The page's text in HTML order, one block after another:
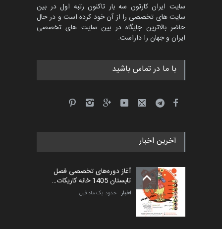
پنجمین مسابقۀ بین‌المللی
کارتون CARTUNION ، …
مهلت
مهلت
مهلت 5 ماه دیگر
سایت ایران کارتون سه بار تاکنون رتبه اول در بین
سایت های تخصصی را از آن خود کرده است و در حال
حاضر بالاترین جایگاه در بین سایت های تخصصی
ایران و جهان را داراست.
با ما در تماس باشید
آخرین اخبار
آغاز دوره‌های تخصصی فصل
تابستان 1405 خانه کاریکات…
اخبار حدود یک ماه قبل